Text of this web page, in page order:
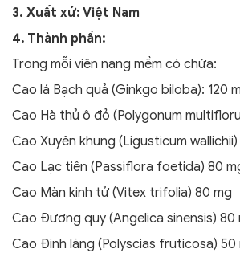
3. Xuất xứ: Việt Nam
4. Thành phần:
Trong mỗi viên nang mềm có chứa:
Cao lá Bạch quả (Ginkgo biloba): 120
Cao Hà thủ ô đỏ (Polygonum
Cao Xuyên khung (Ligusticum wallichii)
Cao Lạc tiên (Passiflora foetida) 80
Cao Màn kinh tử (Vitex trifolia) 80 mg
Cao Đương quy (Angelica sinensis) 80
Cao Đinh lăng (Polyscias fruticosa) 50